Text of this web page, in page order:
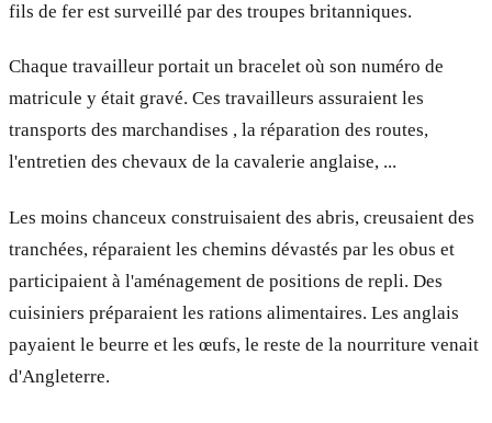
fils de fer est surveillé par des troupes britanniques.
Chaque travailleur portait un bracelet où son numéro de
matricule y était gravé. Ces travailleurs assuraient les
transports des marchandises , la réparation des routes,
l'entretien des chevaux de la cavalerie anglaise, ...
Les moins chanceux construisaient des abris, creusaient des
tranchées, réparaient les chemins dévastés par les obus et
participaient à l'aménagement de positions de repli. Des
cuisiniers préparaient les rations alimentaires. Les anglais
payaient le beurre et les œufs, le reste de la nourriture venait
d'Angleterre.